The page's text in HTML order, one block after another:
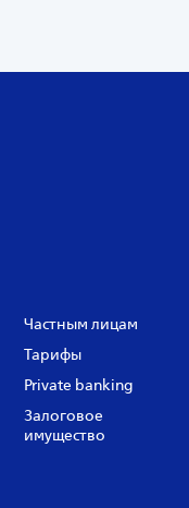
Частным лицам
Тарифы
Private banking
Залоговое
имущество